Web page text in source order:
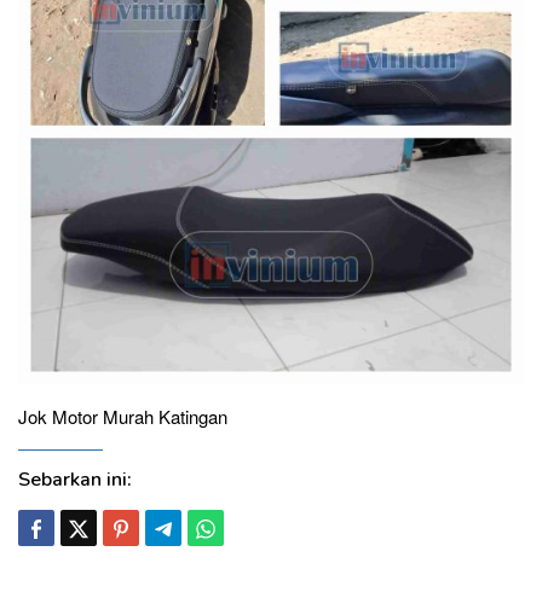
Jok Motor Murah Katingan
Sebarkan ini: